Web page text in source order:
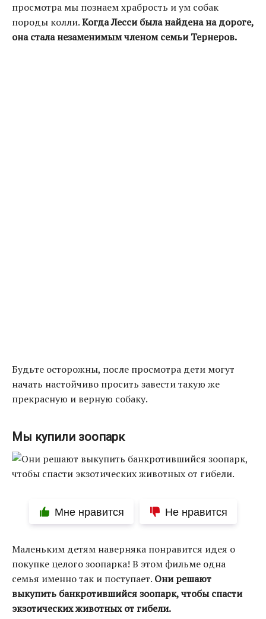
просмотра мы познаем храбрость и ум собак
породы колли.Когда Лесси была найдена на дороге,
она стала незаменимым членом семьи Тернеров.
Будьте осторожны, после просмотра дети могут
начать настойчиво просить завести такую же
прекрасную и верную собаку.
Мы купили зоопарк
Мне нравится Не нравится
Маленьким детям наверняка понравится идея о
покупке целого зоопарка! В этом фильме одна
семья именно так и поступает. Они решают
выкупить банкротившийся зоопарк, чтобы спасти
экзотических животных от гибели.